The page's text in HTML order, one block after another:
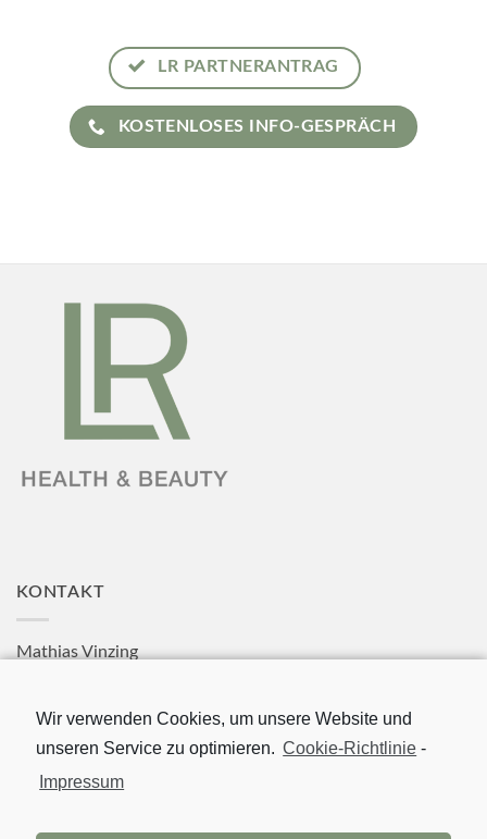
Wir verwenden Cookies, um unsere Website und
unseren Service zu optimieren. Cookie-Richtlinie -
Impressum
LR PARTNERANTRAG
KOSTENLOSES INFO-GESPRÄCH
KONTAKT
Mathias Vinzing
Email: info@lr-produkte24.com